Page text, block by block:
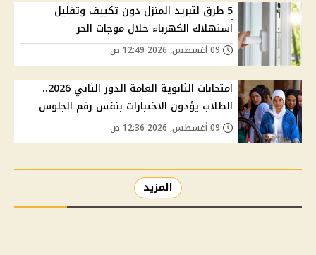
5 طرق لتبريد المنزل دون تكييف وتقليل
استهلاك الكهرباء خلال موجات الحر
امتحانات الثانوية العامة الدور الثاني 2026..
الطلاب يؤدون الاختبارات بنفس رقم الجلوس
المزيد